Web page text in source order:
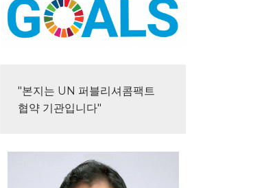
"본지는 UN 퍼블리셔콤팩트
협약 기관입니다"